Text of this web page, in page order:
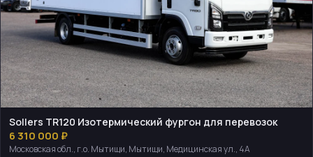
Sollers TR120 Изотермический фургон для перевозок
6 310 000 ₽
Московская обл., г.о. Мытищи, Мытищи, Медицинская ул., 4А